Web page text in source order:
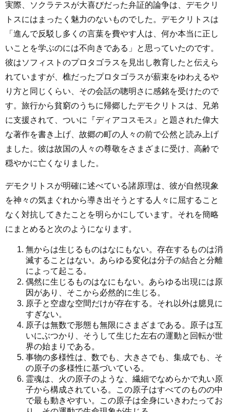
実際、ソクラテスが大喜びだった弁証的論争は、デモクリ
トスにはまったく魅力のないものでした。デモクリトスは
「進んで反駁し多くの言葉を費やす人は、何か本当に正し
いことを学ぶのには不向きである」と思っていたのです。
彼はソフィストのプロタゴラスを見出し教育したと伝えら
れていますが、樵だったプロタゴラスが薪束をゆわえるや
り方と同じくらい、その会話の聰明さに感銘を受けたので
す。旅行から貧窮のうちに帰郷したデモクリトスは、兄弟
に支援されて、ついに『ディアコスモス』と題された偉大
な著作を書き上げ、故郷の町の人々の前で公然と読み上げ
ました。彼は故国の人々の尊敬をさまざまに受け、高齢で
穏やかに亡くなりました。
デモクリトスが明確に述べている諸原理は、彼が自然現象
を神々の気まぐれから導き出そうとする人々に屈すること
なく対抗してきたことを明らかにしています。それを簡略
にまとめると次のようになります。
無からは生じるものはなにもない。存在するものは消
滅することはない。あらゆる変化は分子の結合と分離
によって起こる。
偶然に生じるものはなにもない。あらゆる出現には原
因があり、そこから必然的に生じる。
原子と空虚な空間だけが存在する。それ以外は臆見に
すぎない。
原子は無数で形態も無限にさまざまである。原子は互
いにぶつかり、そうして生じた左右の運動と回転が世
界の始まりである。
事物の多様性は、数でも、大きさでも、集成でも、そ
の原子の多様性に基づいている。
霊魂は、火の原子のような、繊細でなめらかで丸い原
子から構成されている。この原子はすべてのものの中
で最も動きやすい。この原子は全身にいきわたってお